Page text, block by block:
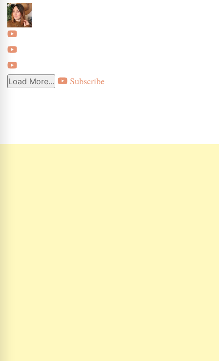
Load More... Subscribe